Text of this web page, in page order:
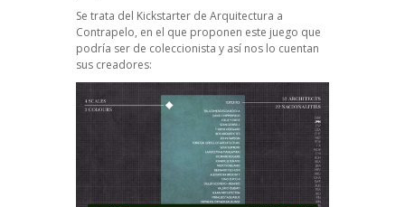
Se trata del Kickstarter de Arquitectura a
Contrapelo, en el que proponen este juego que
podría ser de coleccionista y así nos lo cuentan
sus creadores: